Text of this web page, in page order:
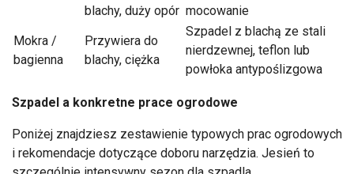
blachy, duży opór mocowanie
Mokra /
bagienna
Przywiera do
blachy, ciężka
Szpadel z blachą ze stali
nierdzewnej, teflon lub
powłoka antypoślizgowa
Szpadel a konkretne prace ogrodowe
Poniżej znajdziesz zestawienie typowych prac ogrodowych
i rekomendacje dotyczące doboru narzędzia. Jesień to